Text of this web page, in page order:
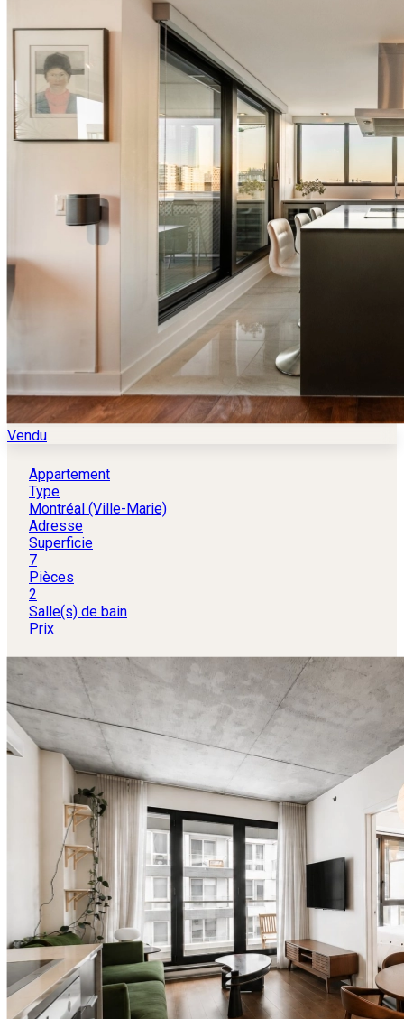
Vendu
Appartement
Type
Montréal (Ville-Marie)
Adresse
Superficie
7
Pièces
2
Salle(s) de bain
Prix